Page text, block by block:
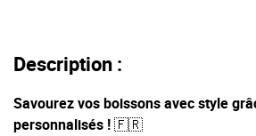
Description :
Savourez vos boissons avec style
personnalisés !🇫🇷